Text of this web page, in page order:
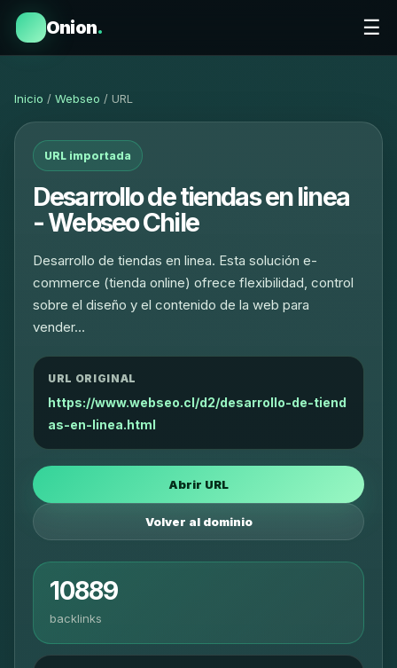
Onion. ☰
Inicio / Webseo / URL
URL importada
Desarrollo de tiendas en linea
- Webseo Chile
Desarrollo de tiendas en linea. Esta solución e-
commerce (tienda online) ofrece flexibilidad, control
sobre el diseño y el contenido de la web para
vender…
URL ORIGINAL
https://www.webseo.cl/d2/desarrollo-de-tiend
as-en-linea.html
Abrir URL
Volver al dominio
10889
backlinks